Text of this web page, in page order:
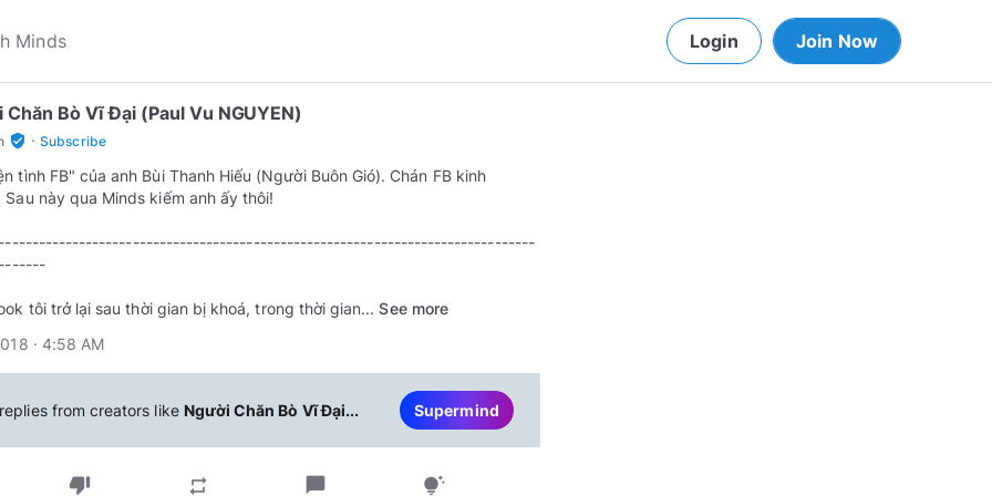
Login Join Now
Chăn Bò Vĩ Đại (Paul Vu NGUYEN)
verified_user · Subscribe
tình FB" của anh Bùi Thanh Hiếu (Người Buôn Gió). Chán FB kinh
Sau này qua Minds kiếm anh ấy thôi!
tôi trở lại sau thời gian bị khoá, trong thời gian... See more
· 4:58 AM
from creators like Người Chăn Bò Vĩ Đại... Supermind
thumb_down repeat chat_bubble tips_and_updates